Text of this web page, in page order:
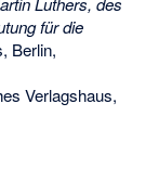
für die
Berlin,
Verlagshaus,